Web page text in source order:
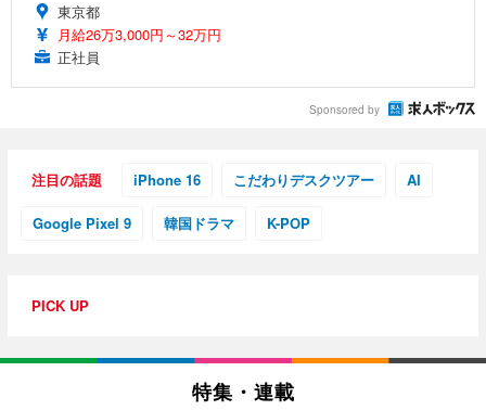
東京都
月給26万3,000円～32万円
正社員
Sponsored by
注目の話題 iPhone 16 こだわりデスクツアー AI
Google Pixel 9 韓国ドラマ K-POP
PICK UP
特集・連載